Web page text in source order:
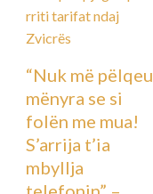
“Nuk më pëlqeu
mënyra se si
folën me mua!
S’arrija t’ia
mbyllja